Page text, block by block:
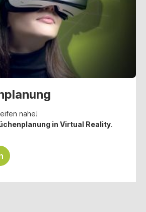
nahe!
in Virtual Reality.